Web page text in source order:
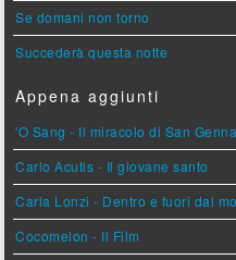
Se domani non torno
Succederà questa notte
Appena aggiunti
'O Sang - Il miracolo di San
Carlo Acutis - Il giovane santo
Carla Lonzi - Dentro e fuori dal
Cocomelon - Il Film